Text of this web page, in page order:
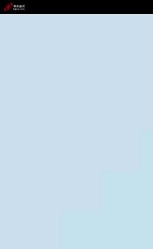
888集团